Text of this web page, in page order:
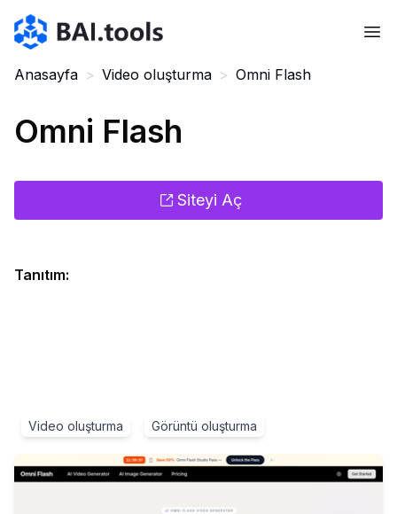
Bai.tools
Anasayfa > Video oluşturma > Omni Flash
Omni Flash
Siteyi Aç
Tanıtım:
Video oluşturma Görüntü oluşturma